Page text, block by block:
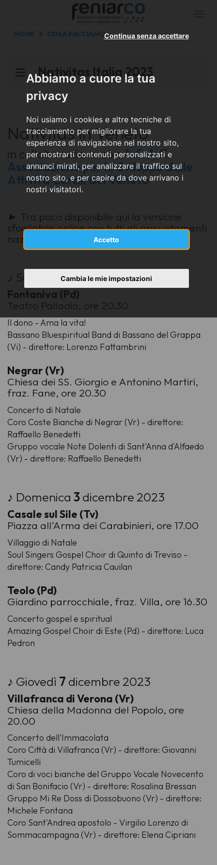
Abbiamo a cuore la tua
privacy
Noi usiamo i cookies e altre tecniche di
tracciamento per migliorare la tua
esperienza di navigazione nel nostro sito,
per mostrarti contenuti personalizzati e
annunci mirati, per analizzare il traffico sul
nostro sito, e per capire da dove arrivano i
nostri visitatori.
Accetto
Continua senza accettare
Cambia le mie impostazioni
HOME COSA FACCIAMO
Nativitas Italia 2023
Nativitas in Veneto
in collaborazione conA.S.A.C.
Associazione per lo Sviluppo delle
Attività Corali del Veneto*
► Tra poco disponibile qui la versione
sfogliabile online con tutti gli appuntamenti
nazionali
♪ Sabato 2dicembre 2023
Fontaniva (Pd)
Teatro Palladio, ore 20.30
Il dono - Ama la vita!
Bassano Bluespiritual Band di Bassano del Grappa
(Vi) - direttore: Lorenzo Fattambrini
Negrar (Vr)
Chiesa dei SS. Giorgio e Antonino Martiri,
fraz. Fane, ore 20.30
Concerto di Natale
Coro Coste Bianche di Negrar (Vr) - direttore:
Raffaello Benedetti
Gruppo vocale Note Dolenti di Sant'Anna d'Alfaedo
(Vr) - direttore: Raffaello Benedetti
♪ Domenica 3dicembre 2023
Casale sul Sile (Tv)
Piazza all’Arma dei Carabinieri, ore 17.00
Villaggio di Natale
Soul Singers Gospel Choir di Quinto di Treviso -
direttore: Candy Patricia Cauilan
Teolo (Pd)
Giardino parrocchiale, fraz. Villa, ore 16.30
Concerto gospel e spiritual
Amazing Gospel Choir di Este (Pd) - direttore: Luca
Pedron
♪ Giovedì 7 dicembre 2023
Villafranca di Verona (Vr)
Chiesa della Madonna del Popolo, ore
20.00
Concerto dell'Immacolata
Coro Città di Villafranca (Vr) - direttore: Giovanni
Tumicelli
Coro di voci bianche del Gruppo Vocale Novecento
di San Bonifacio (Vr) - direttore: Rosalina Bressan
Gruppo Mi Re Doss di Dossobuono (Vr) - direttore:
Michele Fontana
Coro Sant'Andrea apostolo - Virgilio Lorenzo di
Sommacampagna (Vr) - direttore: Elena Cipriani